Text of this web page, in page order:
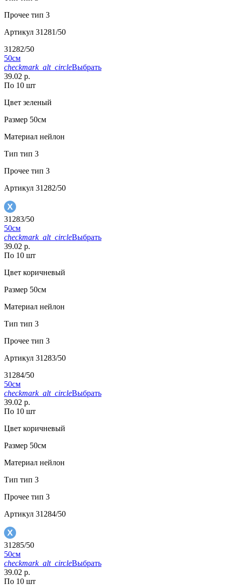
Прочее тип 3
Артикул 31281/50
31282/50
50см
checkmark_alt_circleВыбрать
39.02 р.
По 10 шт
Цвет зеленый
Размер 50см
Материал нейлон
Тип тип 3
Прочее тип 3
Артикул 31282/50
31283/50
50см
checkmark_alt_circleВыбрать
39.02 р.
По 10 шт
Цвет коричневый
Размер 50см
Материал нейлон
Тип тип 3
Прочее тип 3
Артикул 31283/50
31284/50
50см
checkmark_alt_circleВыбрать
39.02 р.
По 10 шт
Цвет коричневый
Размер 50см
Материал нейлон
Тип тип 3
Прочее тип 3
Артикул 31284/50
31285/50
50см
checkmark_alt_circleВыбрать
39.02 р.
По 10 шт